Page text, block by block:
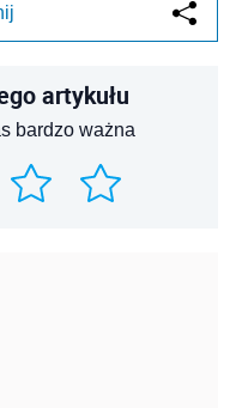
artykułu
bardzo ważna